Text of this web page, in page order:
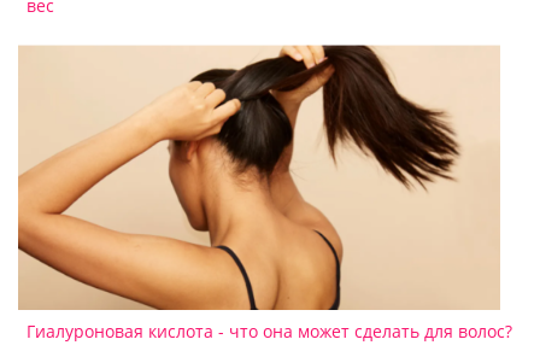
вес
Гиалуроновая кислота - что она может сделать для волос?